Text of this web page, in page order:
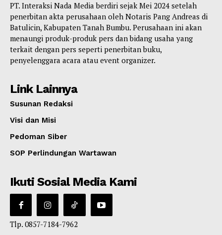
PT. Interaksi Nada Media berdiri sejak Mei 2024 setelah
penerbitan akta perusahaan oleh Notaris Pang Andreas di
Batulicin, Kabupaten Tanah Bumbu. Perusahaan ini akan
menaungi produk-produk pers dan bidang usaha yang
terkait dengan pers seperti penerbitan buku,
penyelenggara acara atau event organizer.
Link Lainnya
Susunan Redaksi
Visi dan Misi
Pedoman Siber
SOP Perlindungan Wartawan
Ikuti Sosial Media Kami
Tlp. 0857-7184-7962